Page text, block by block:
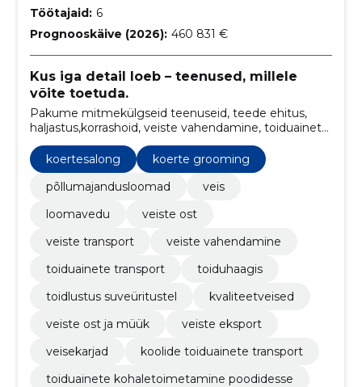
Töötajaid: 6
Prognooskäive (2026): 460 831 €
Kus iga detail loeb – teenused, millele
võite toetuda.
Pakume mitmekülgseid teenuseid, teede ehitus,
haljastus,korrashoid, veiste vahendamine, toiduainete
koertesalong
koerte grooming
põllumajandusloomad
veis
loomavedu
veiste ost
veiste transport
veiste vahendamine
toiduainete transport
toiduhaagis
toidlustus suveüritustel
kvaliteetveised
veiste ost ja müük
veiste eksport
veisekarjad
koolide toiduainete transport
toiduainete kohaletoimetamine poodidesse